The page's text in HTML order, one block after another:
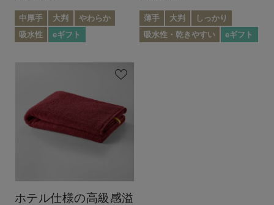
中厚手 大判
やわらか
吸水性
eギフト
薄手 大判
しっかり
吸水性・乾きやすい
eギフト
ホテル仕様の高級感溢